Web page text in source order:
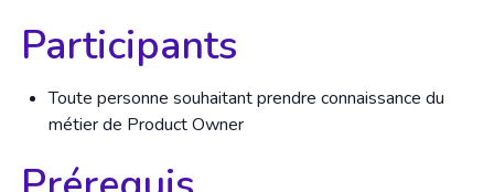
Participants
​Toute personne souhaitant prendre connaissance du
métier de Product Owner